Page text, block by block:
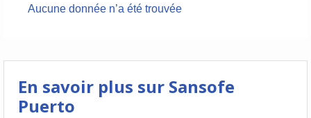
Aucune donnée n’a été trouvée
En savoir plus sur Sansofe
Puerto